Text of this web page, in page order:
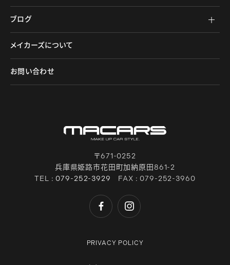
ブログ
メイカーズについて
お問い合わせ
〒671-0252
兵庫県姫路市花田町加納原田861-2
TEL :079-252-3929 FAX : 079-252-3960
PRIVACY POLICY